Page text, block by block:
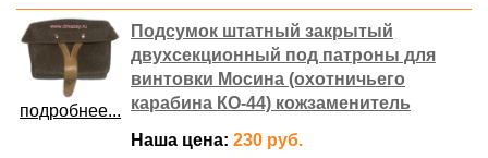
подробнее...
Подсумок штатный закрытый
двухсекционный под патроны для
винтовки Мосина (охотничьего
карабина КО-44) кожзаменитель
Наша цена: 230 руб.